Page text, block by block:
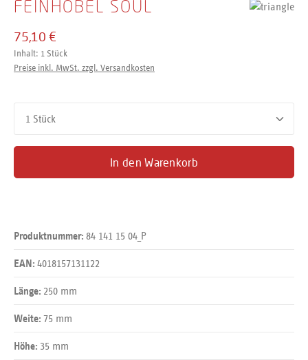
FEINHOBEL SOUL
75,10 €
Inhalt: 1 Stück
Preise inkl. MwSt. zzgl. Versandkosten
In den Warenkorb
Produktnummer: 84 141 15 04_P
EAN: 4018157131122
Länge: 250 mm
Weite: 75 mm
Höhe: 35 mm